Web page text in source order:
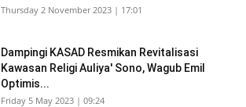
Thursday 2 November 2023 | 17:01
Dampingi KASAD Resmikan Revitalisasi
Kawasan Religi Auliya' Sono, Wagub Emil
Optimis...
Friday 5 May 2023 | 09:24